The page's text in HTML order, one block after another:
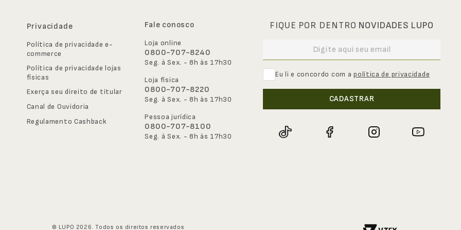
Privacidade
Política de privacidade e-
commerce
Política de privacidade lojas
físicas
Exerça seu direito de titular
Canal de Ouvidoria
Regulamento Cashback
Fale conosco
Loja online
0800-707-8240
Seg. à Sex. - 8h às 17h30
Loja física
0800-707-8220
Seg. à Sex. - 8h às 17h30
Pessoa jurídica
0800-707-8100
Seg. à Sex. - 8h às 17h30
FIQUE POR DENTRO NOVIDADES LUPO
Eu li e concordo com apolítica de privacidade
CADASTRAR
© LUPO 2026. Todos os direitos reservados